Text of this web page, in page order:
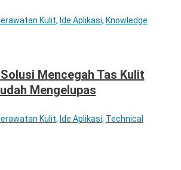
Kulit, Ide Aplikasi, Knowledge
Mencegah Tas Kulit
Mengelupas
Kulit, Ide Aplikasi, Technical